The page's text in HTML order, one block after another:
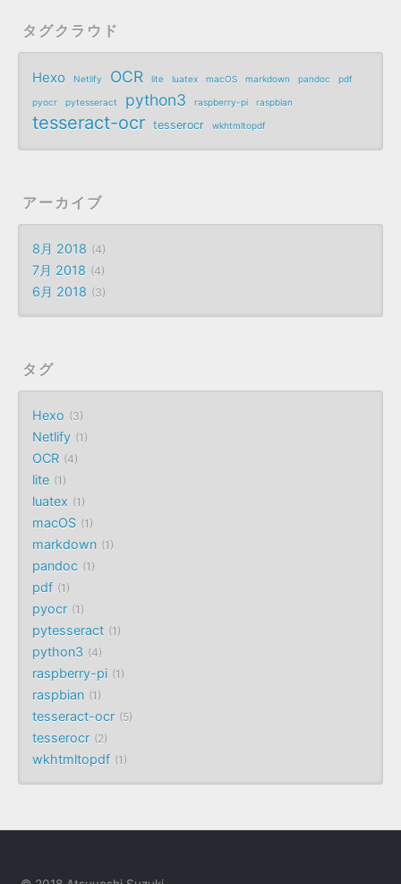
タグクラウド
Hexo Netlify OCR lite luatex macOS markdown pandoc pdf
pyocr pytesseract python3 raspberry-pi raspbian
tesseract-ocr tesserocr wkhtmltopdf
アーカイブ
8月 2018 4
7月 2018 4
6月 2018 3
タグ
Hexo 3
Netlify 1
OCR 4
lite 1
luatex 1
macOS 1
markdown 1
pandoc 1
pdf 1
pyocr 1
pytesseract 1
python3 4
raspberry-pi 1
raspbian 1
tesseract-ocr 5
tesserocr 2
wkhtmltopdf 1